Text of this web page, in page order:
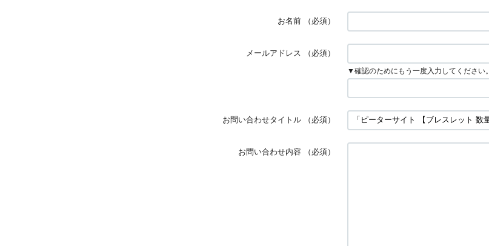
お名前 （必須）
メールアドレス （必須）
▼確認のためにもう一度入力してください。
お問い合わせタイトル （必須）
お問い合わせ内容 （必須）